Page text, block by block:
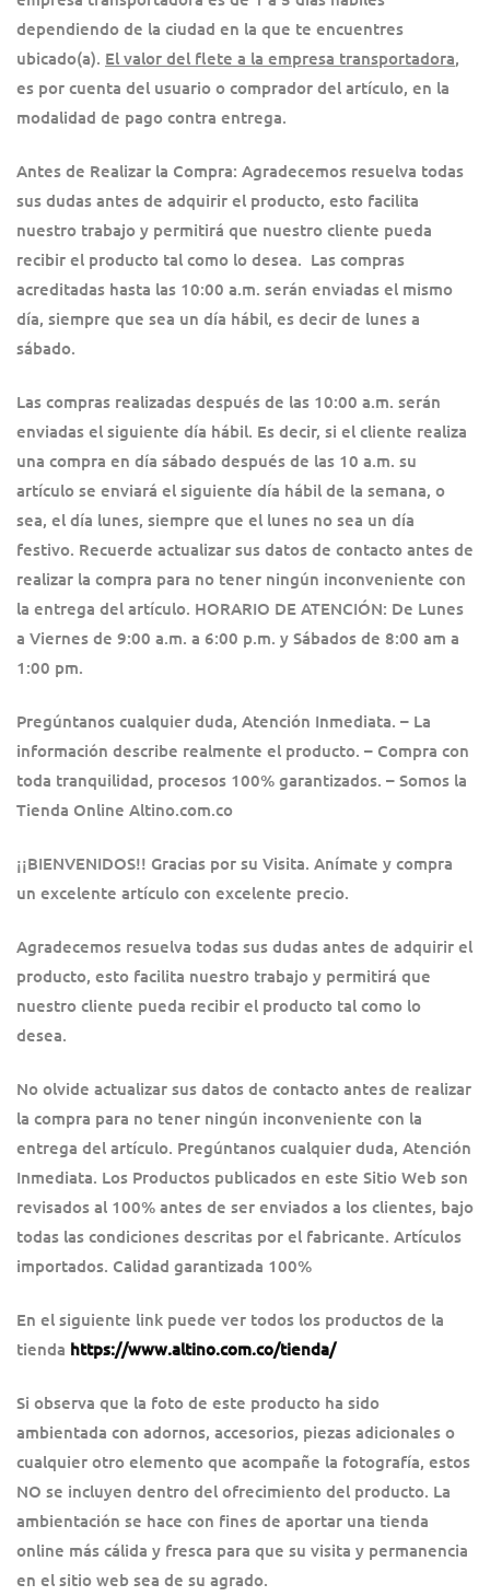
dependiendo de la ciudad en la que te encuentres
ubicado(a). El valor del flete a la empresa transportadora,
es por cuenta del usuario o comprador del artículo, en la
modalidad de pago contra entrega.
Antes de Realizar la Compra: Agradecemos resuelva todas
sus dudas antes de adquirir el producto, esto facilita
nuestro trabajo y permitirá que nuestro cliente pueda
recibir el producto tal como lo desea. Las compras
acreditadas hasta las 10:00 a.m. serán enviadas el mismo
día, siempre que sea un día hábil, es decir de lunes a
sábado.
Las compras realizadas después de las 10:00 a.m. serán
enviadas el siguiente día hábil. Es decir, si el cliente realiza
una compra en día sábado después de las 10 a.m. su
artículo se enviará el siguiente día hábil de la semana, o
sea, el día lunes, siempre que el lunes no sea un día
festivo. Recuerde actualizar sus datos de contacto antes de
realizar la compra para no tener ningún inconveniente con
la entrega del artículo. HORARIO DE ATENCIÓN: De Lunes
a Viernes de 9:00 a.m. a 6:00 p.m. y Sábados de 8:00 am a
1:00 pm.
Pregúntanos cualquier duda, Atención Inmediata. – La
información describe realmente el producto. – Compra con
toda tranquilidad, procesos 100% garantizados. – Somos la
Tienda Online Altino.com.co
¡¡BIENVENIDOS!! Gracias por su Visita. Anímate y compra
un excelente artículo con excelente precio.
Agradecemos resuelva todas sus dudas antes de adquirir el
producto, esto facilita nuestro trabajo y permitirá que
nuestro cliente pueda recibir el producto tal como lo
desea.
No olvide actualizar sus datos de contacto antes de realizar
la compra para no tener ningún inconveniente con la
entrega del artículo. Pregúntanos cualquier duda, Atención
Inmediata. Los Productos publicados en este Sitio Web son
revisados al 100% antes de ser enviados a los clientes, bajo
todas las condiciones descritas por el fabricante. Artículos
importados. Calidad garantizada 100%
En el siguiente link puede ver todos los productos de la
tienda https://www.altino.com.co/tienda/
Si observa que la foto de este producto ha sido
ambientada con adornos, accesorios, piezas adicionales o
cualquier otro elemento que acompañe la fotografía, estos
NO se incluyen dentro del ofrecimiento del producto. La
ambientación se hace con fines de aportar una tienda
online más cálida y fresca para que su visita y permanencia
en el sitio web sea de su agrado.